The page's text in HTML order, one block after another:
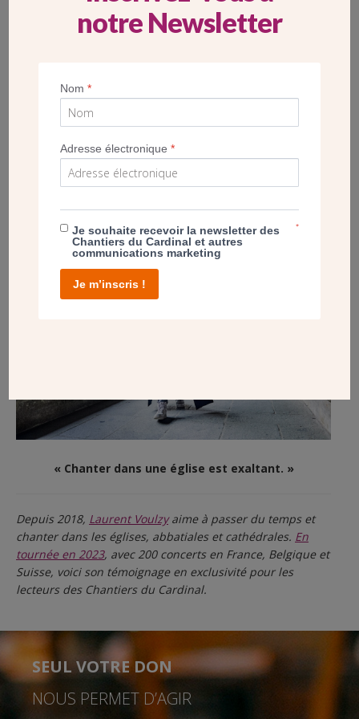
(Paris Ve), restaurées grâce aux donateurs des Chantiers
du Cardinal, a été célébré par un concert le 22 mars 2025
« CHANTER DANS UNE ÉGLISE EST
EXALTANT » – INTERVIEW EXCLUSIVE DE
« Chanter dans une église est exaltant. »
Depuis 2018, Laurent Voulzyaime à passer du temps et
chanter dans les églises, abbatiales et cathédrales. En
tournée en 2023, avec 200 concerts en France, Belgique et
Suisse, voici son témoignage en exclusivité pour les
lecteurs des Chantiers du Cardinal.
SEUL VOTRE DON
NOUS PERMET D’AGIR
notre Newsletter
Nom*
Adresse électronique*
Je souhaite recevoir la newsletter des
Chantiers du Cardinal et autres
communications marketing
*
Je m’inscris !